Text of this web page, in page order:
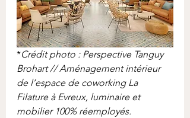
*Crédit photo : Perspective Tanguy
Brohart // Aménagement intérieur
de l’espace de coworking La
Filature à Evreux, luminaire et
mobilier 100% réemployés.